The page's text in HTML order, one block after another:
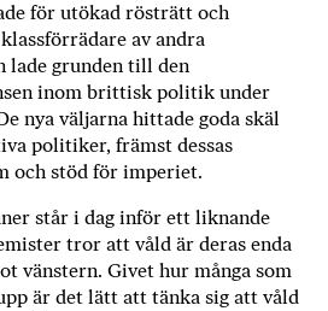
för utökad rösträtt och
av andra
lade grunden till den
inom brittisk politik under
nya väljarna hittade goda skäl
politiker, främst dessas
och stöd för imperiet.
står i dag inför ett liknande
tror att våld är deras enda
vänstern. Givet hur många som
är det lätt att tänka sig att våld